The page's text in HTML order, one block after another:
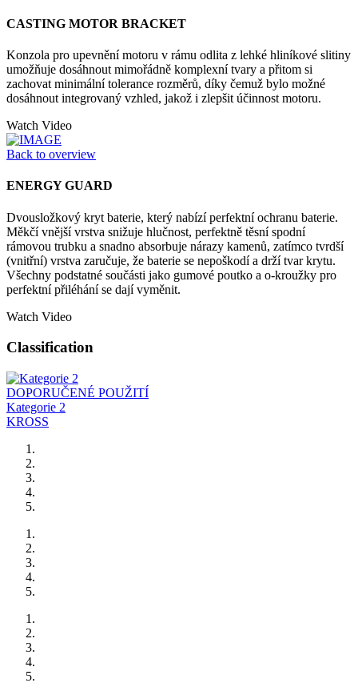
CASTING MOTOR BRACKET
Konzola pro upevnění motoru v rámu odlita z lehké hliníkové slitiny
umožňuje dosáhnout mimořádně komplexní tvary a přitom si
zachovat minimální tolerance rozměrů, díky čemuž bylo možné
dosáhnout integrovaný vzhled, jakož i zlepšit účinnost motoru.
Watch Video
Back to overview
ENERGY GUARD
Dvousložkový kryt baterie, který nabízí perfektní ochranu baterie.
Měkčí vnější vrstva snižuje hlučnost, perfektně těsní spodní
rámovou trubku a snadno absorbuje nárazy kamenů, zatímco tvrdší
(vnitřní) vrstva zaručuje, že baterie se nepoškodí a drží tvar krytu.
Všechny podstatné součásti jako gumové poutko a o-kroužky pro
perfektní přiléhání se dají vyměnit.
Watch Video
Classification
DOPORUČENÉ POUŽITÍ
Kategorie 2
KROSS